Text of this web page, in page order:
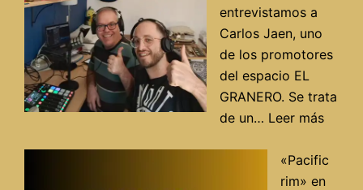
debate
entrevistamos a
Carlos Jaen, uno
de los promotores
del espacio EL
GRANERO. Se trata
de un… Leer más:
con
Carlos
«Pacific
rim» en